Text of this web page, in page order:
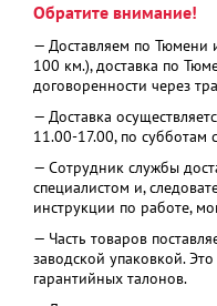
Обратите внимание!
— Доставляем по Тюмени
100 км.), доставка по
договоренности через
— Доставка
11.00-17.00, по субботам
— Сотрудник службы
специалистом и,
инструкции по работе,
— Часть товаров
заводской упаковкой.
гарантийных талонов.